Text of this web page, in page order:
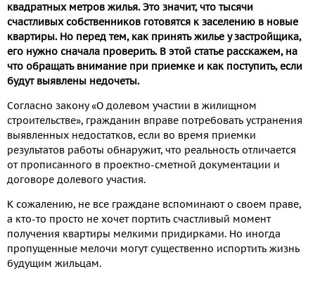
квадратных метров жилья. Это значит, что тысячи
счастливых собственников готовятся к заселению в новые
квартиры. Но перед тем, как принять жилье у застройщика,
его нужно сначала проверить. В этой статье расскажем, на
что обращать внимание при приемке и как поступить, если
будут выявлены недочеты.
Согласно закону «О долевом участии в жилищном
строительстве», гражданин вправе потребовать устранения
выявленных недостатков, если во время приемки
результатов работы обнаружит, что реальность отличается
от прописанного в проектно-сметной документации и
договоре долевого участия.
К сожалению, не все граждане вспоминают о своем праве,
а кто-то просто не хочет портить счастливый момент
получения квартиры мелкими придирками. Но иногда
пропущенные мелочи могут существенно испортить жизнь
будущим жильцам.